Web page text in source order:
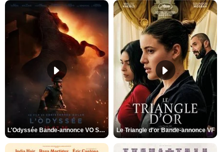
L'Odyssée Bande-annonce VO STFR Le Triangle d'or Bande-annonce VF